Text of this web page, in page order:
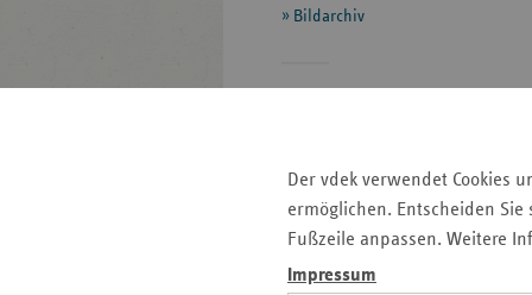
Der vdek verwendet Cookies
ermöglichen. Entscheiden
Fußzeile anpassen. Weitere
Impressum
Bildarchiv
Informationen
Pressemitteilungen
Veranstaltungen
Kontakt und Anfahrt
Mitgliedskassen